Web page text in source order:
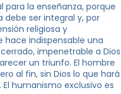
para la enseñanza, porque
ser integral y, por
religiosa y
hace indispensable una
impenetrable a Dios
un triunfo. El hombre
al fin, sin Dios lo que hará
humanismo exclusivo es